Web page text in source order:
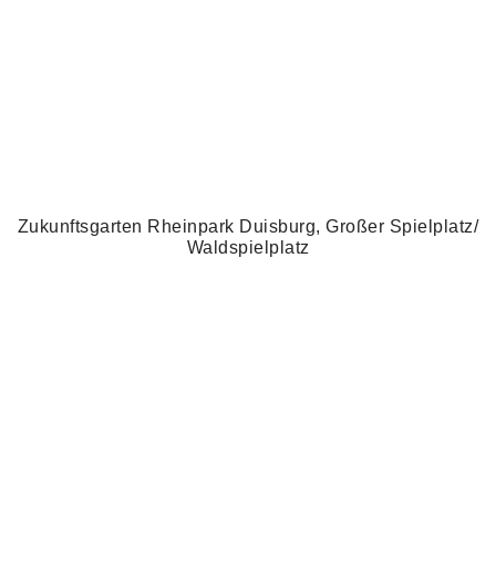
Zukunftsgarten Rheinpark Duisburg, Großer Spielplatz/
Waldspielplatz